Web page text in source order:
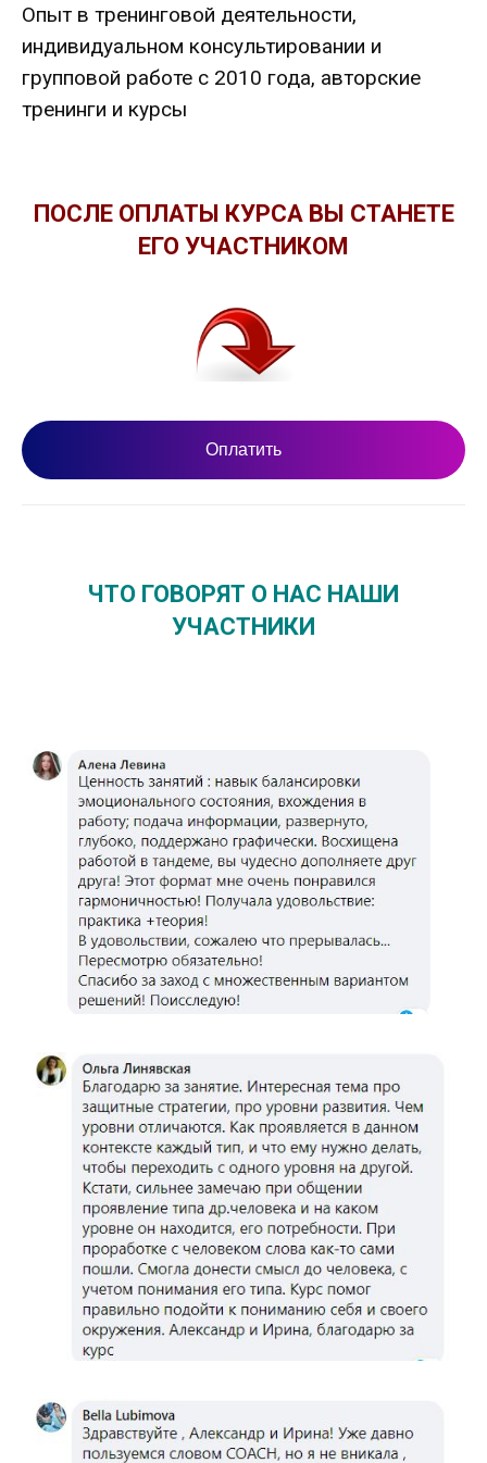
Опыт в тренинговой деятельности,
индивидуальном консультировании и
групповой работе с 2010 года, авторские
тренинги и курсы
ПОСЛЕ ОПЛАТЫ КУРСА ВЫ СТАНЕТЕ
ЕГО УЧАСТНИКОМ
Оплатить
ЧТО ГОВОРЯТ О НАС НАШИ
УЧАСТНИКИ